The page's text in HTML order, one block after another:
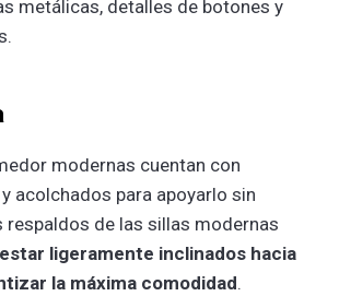
metálicas, detalles de botones y
modernas cuentan con
acolchados para apoyarlo sin
respaldos de las sillas modernas
ligeramente inclinados hacia
la máxima comodidad.